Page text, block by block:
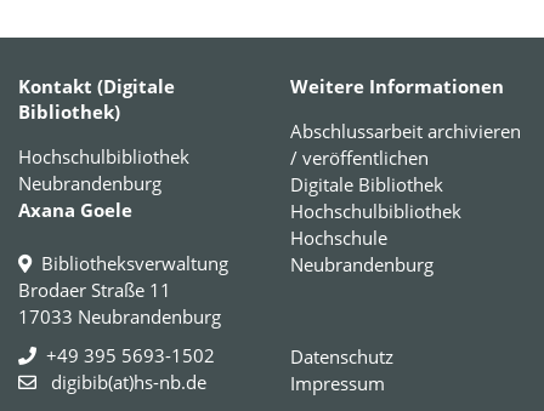
Kontakt (Digitale
Bibliothek)
Hochschulbibliothek
Neubrandenburg
Axana Goele
Bibliotheksverwaltung
Brodaer Straße 11
17033 Neubrandenburg
+49 395 5693-1502
digibib(at)hs-nb.de
Weitere Informationen
Abschlussarbeit archivieren
/ veröffentlichen
Digitale Bibliothek
Hochschulbibliothek
Hochschule
Neubrandenburg
Datenschutz
Impressum